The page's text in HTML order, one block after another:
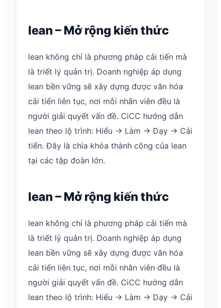
lean – Mở rộng kiến thức
lean không chỉ là phương pháp cải tiến mà
là triết lý quản trị. Doanh nghiệp áp dụng
lean bền vững sẽ xây dựng được văn hóa
cải tiến liên tục, nơi mỗi nhân viên đều là
người giải quyết vấn đề. CiCC hướng dẫn
lean theo lộ trình: Hiểu → Làm → Dạy → Cải
tiến. Đây là chìa khóa thành công của lean
tại các tập đoàn lớn.
lean – Mở rộng kiến thức
lean không chỉ là phương pháp cải tiến mà
là triết lý quản trị. Doanh nghiệp áp dụng
lean bền vững sẽ xây dựng được văn hóa
cải tiến liên tục, nơi mỗi nhân viên đều là
người giải quyết vấn đề. CiCC hướng dẫn
lean theo lộ trình: Hiểu → Làm → Dạy → Cải